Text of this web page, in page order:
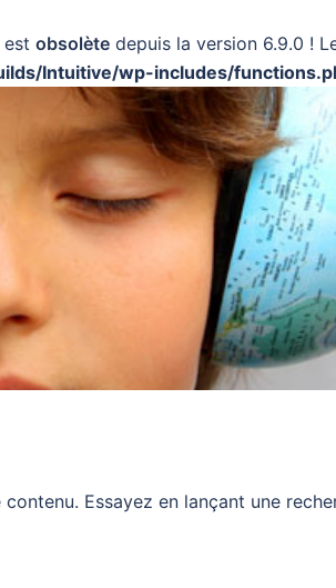
est obsolète depuis la version 6.9.0 !
Intuitive/wp-includes/
Essayez en lançant une